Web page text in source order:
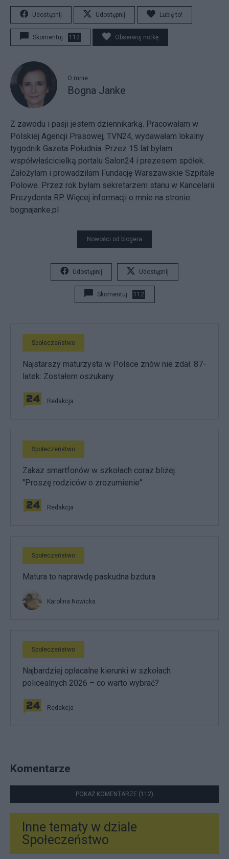
Udostępnij Udostępnij Lubię to!
Skomentuj 112 Obserwuj notkę
O mnie
Bogna Janke
Z zawodu i pasji jestem dziennikarką. Pracowałam w
Polskiej Agencji Prasowej, TVN24, wydawałam lokalny
tygodnik Gazeta Południa. Przez 15 lat byłam
współwłaścicielką portalu Salon24 i prezesem spółek.
Założyłam i prowadziłam Fundację Warszawskie Szpitale
Polowe. Przez rok byłam sekretarzem stanu w Kancelarii
Prezydenta RP. Więcej informacji o mnie na stronie:
bognajanke.pl
Nowości od blogera
Udostępnij Udostępnij
Skomentuj 112
Społeczeństwo
Najstarszy maturzysta w Polsce znów nie zdał. 87-
latek: Zostałem oszukany
Redakcja
Społeczeństwo
Zakaz smartfonów w szkołach coraz bliżej.
"Proszę rodziców o zrozumienie"
Redakcja
Społeczeństwo
Matura to naprawdę paskudna bzdura
Karolina Nowicka
Społeczeństwo
Najbardziej opłacalne kierunki w szkołach
policealnych 2026 – co warto wybrać?
Redakcja
Komentarze
POKAŻ KOMENTARZE (112)
Inne tematy w dziale
Społeczeństwo